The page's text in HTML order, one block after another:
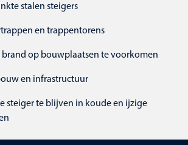
stalen steigers
en trappentorens
brand op bouwplaatsen te voorkomen
en infrastructuur
steiger te blijven in koude en ijzige